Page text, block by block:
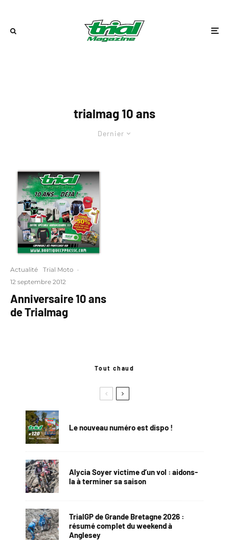
trialmag 10 ans
Dernier
Actualité Trial Moto ·
12 septembre 2012
Anniversaire 10 ans
de Trialmag
Tout chaud
Le nouveau numéro est dispo !
Alycia Soyer victime d’un vol : aidons-
la à terminer sa saison
TrialGP de Grande Bretagne 2026 :
résumé complet du weekend à
Anglesey